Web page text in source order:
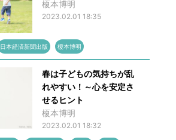
榎本博明
2023.02.01 18:35
日本経済新聞出版 榎本博明
春は子どもの気持ちが乱
れやすい！～心を安定さ
せるヒント
榎本博明
2023.02.01 18:32